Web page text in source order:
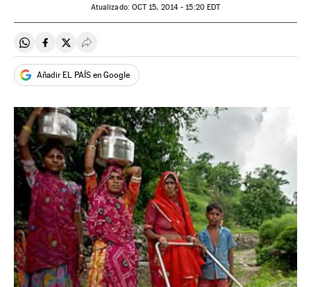
atualizado: OCT15, 2014 - 15:20EDT
Compartir en Whatsapp
Compartir en Facebook
Compartir en Twitter
Desplegar Redes Sociales
Añadir EL PAÍS en Google